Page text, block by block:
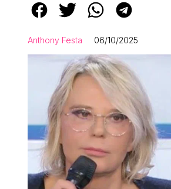
Anthony Festa 06/10/2025